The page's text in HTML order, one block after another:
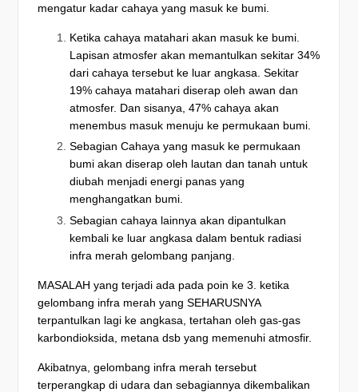
mengatur kadar cahaya yang masuk ke bumi.
Ketika cahaya matahari akan masuk ke bumi.
Lapisan atmosfer akan memantulkan sekitar 34%
dari cahaya tersebut ke luar angkasa. Sekitar
19% cahaya matahari diserap oleh awan dan
atmosfer. Dan sisanya, 47% cahaya akan
menembus masuk menuju ke permukaan bumi.
Sebagian Cahaya yang masuk ke permukaan
bumi akan diserap oleh lautan dan tanah untuk
diubah menjadi energi panas yang
menghangatkan bumi.
Sebagian cahaya lainnya akan dipantulkan
kembali ke luar angkasa dalam bentuk radiasi
infra merah gelombang panjang.
MASALAH yang terjadi ada pada poin ke 3. ketika
gelombang infra merah yang SEHARUSNYA
terpantulkan lagi ke angkasa, tertahan oleh gas-gas
karbondioksida, metana dsb yang memenuhi atmosfir.
Akibatnya, gelombang infra merah tersebut
terperangkap di udara dan sebagiannya dikembalikan